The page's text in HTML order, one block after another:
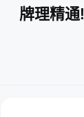
牌理精